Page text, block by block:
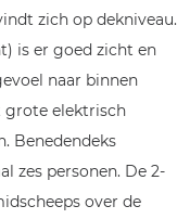
zich op dekniveau.
is er goed zicht en
naar binnen
grote elektrisch
Benedendeks
zes personen. De 2-
over de